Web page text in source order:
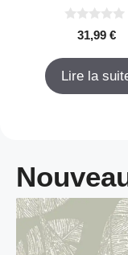
5
31,99 €
Lire la